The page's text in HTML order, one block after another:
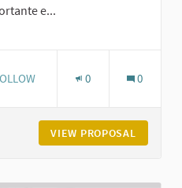
e...
0 0
VIEW PROPOSAL